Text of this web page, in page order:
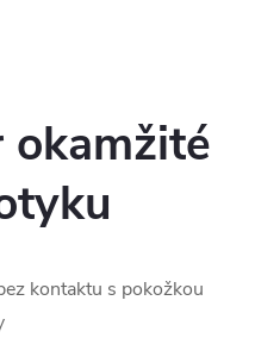
kontaktu s pokožkou